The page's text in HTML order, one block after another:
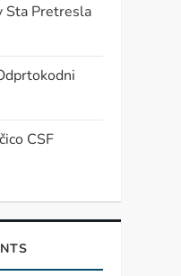
Sta Pretresla
CSF